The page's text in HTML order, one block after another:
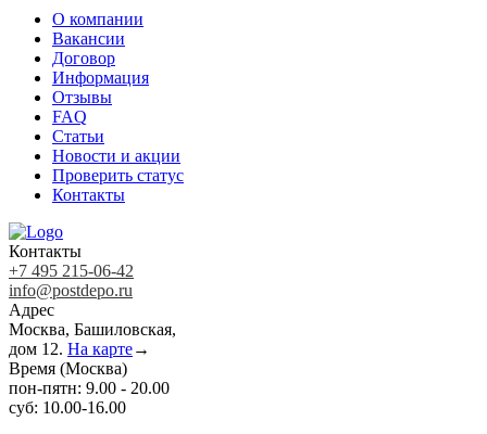
О компании
Вакансии
Договор
Информация
Отзывы
FAQ
Статьи
Новости и акции
Проверить статус
Контакты
Контакты
+7 495 215-06-42
info@postdepo.ru
Адрес
Москва, Башиловская,
дом 12. На карте→
Время (Москва)
пон-пятн: 9.00 - 20.00
суб: 10.00-16.00